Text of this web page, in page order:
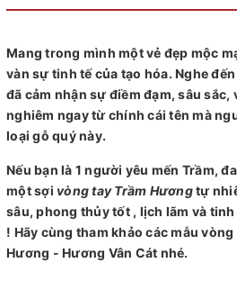
Mang trong mình một vẻ đẹp mộc
vàn sự tinh tế của tạo hóa. Nghe
đã cảm nhận sự điềm đạm, sâu sắc,
nghiêm ngay từ chính cái tên mà
loại gỗ quý này.
Nếu bạn là 1 người yêu mến Trầm,
một sợi vòng tay Trầm Hươngtự
sâu, phong thủy tốt , lịch lãm và tinh
! Hãy cùng tham khảo các mẫu
Hương - Hương Vân Cát nhé.